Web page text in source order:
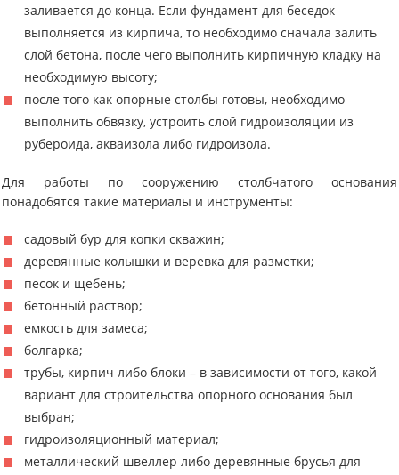
заливается до конца. Если фундамент для беседок
выполняется из кирпича, то необходимо сначала залить
слой бетона, после чего выполнить кирпичную кладку на
необходимую высоту;
после того как опорные столбы готовы, необходимо
выполнить обвязку, устроить слой гидроизоляции из
рубероида, акваизола либо гидроизола.
Для работы по сооружению столбчатого основания
понадобятся такие материалы и инструменты:
садовый бур для копки скважин;
деревянные колышки и веревка для разметки;
песок и щебень;
бетонный раствор;
емкость для замеса;
болгарка;
трубы, кирпич либо блоки – в зависимости от того, какой
вариант для строительства опорного основания был
выбран;
гидроизоляционный материал;
металлический швеллер либо деревянные брусья для